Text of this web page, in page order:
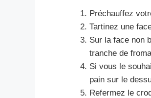
Préchauffez
Tartinez une
Sur la face non
tranche de
Si vous le
pain sur le
Refermez le